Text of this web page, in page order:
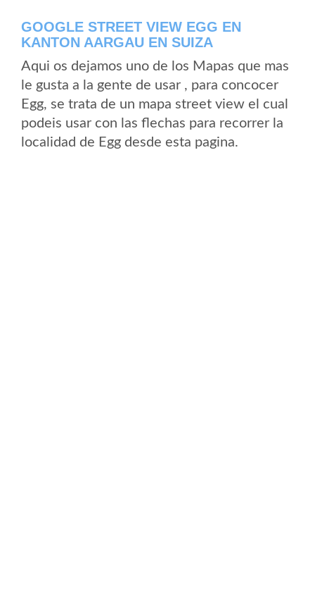
GOOGLE STREET VIEW EGG EN
KANTON AARGAU EN SUIZA
Aqui os dejamos uno de los Mapas que mas
le gusta a la gente de usar , para concocer
Egg, se trata de un mapa street view el cual
podeis usar con las flechas para recorrer la
localidad de Egg desde esta pagina.